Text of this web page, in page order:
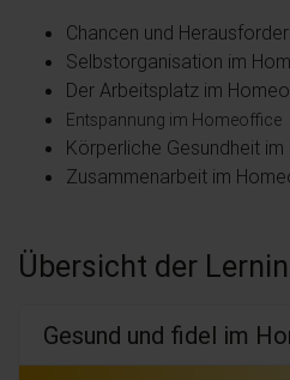
Chancen und
Selbstorganisation im
Der Arbeitsplatz im
Entspannung im Homeoffice
Körperliche Gesundheit
Zusammenarbeit im
Übersicht der
Gesund und fidel im